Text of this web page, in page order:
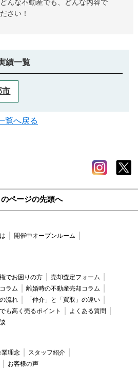
んな不動産でも、どんな内容で
さい！
績一覧
市
覧へ戻る
のページの先頭へ
開催中オープンルーム
でお困りの方
売却査定フォーム
ラム
離婚時の不動産売却コラム
流れ
「仲介」と「買取」の違い
も高く売るポイント
よくある質問
業理念
スタッフ紹介
お客様の声